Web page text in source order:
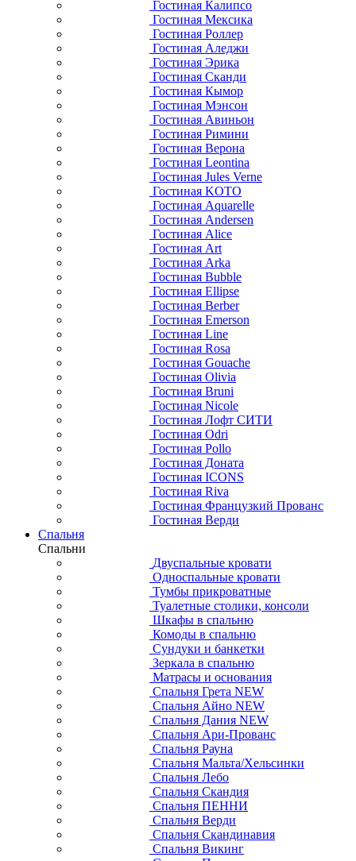
Гостиная Калипсо
Гостиная Мексика
Гостиная Роллер
Гостиная Аледжи
Гостиная Эрика
Гостиная Сканди
Гостиная Кымор
Гостиная Мэнсон
Гостиная Авиньон
Гостиная Римини
Гостиная Верона
Гостиная Leontina
Гостиная Jules Verne
Гостиная KOTO
Гостиная Aquarelle
Гостиная Andersen
Гостиная Alice
Гостиная Art
Гостиная Arka
Гостиная Bubble
Гостиная Ellipse
Гостиная Berber
Гостиная Emerson
Гостиная Line
Гостиная Rosa
Гостиная Gouache
Гостиная Olivia
Гостиная Bruni
Гостиная Nicole
Гостиная Лофт СИТИ
Гостиная Odri
Гостиная Pollo
Гостиная Доната
Гостиная ICONS
Гостиная Riva
Гостиная Французкий Прованс
Гостиная Верди
Спальня
Спальни
Двуспальные кровати
Односпальные кровати
Тумбы прикроватные
Туалетные столики, консоли
Шкафы в спальню
Комоды в спальню
Сундуки и банкетки
Зеркала в спальню
Матрасы и основания
Спальня Грета NEW
Спальня Айно NEW
Спальня Дания NEW
Спальня Ари-Прованс
Спальня Рауна
Спальня Мальта/Хельсинки
Спальня Лебо
Спальня Скандия
Спальня ПЕННИ
Спальня Верди
Спальня Скандинавия
Спальня Викинг